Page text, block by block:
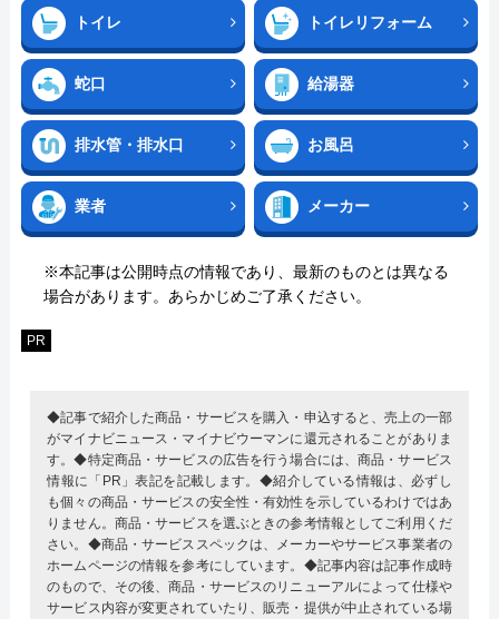
トイレ トイレリフォーム
蛇口 給湯器
排水管・排水口 お風呂
業者 メーカー
※本記事は公開時点の情報であり、最新のものとは異なる
場合があります。あらかじめご了承ください。
PR
◆記事で紹介した商品・サービスを購入・申込すると、売上の一部
がマイナビニュース・マイナビウーマンに還元されることがありま
す。◆特定商品・サービスの広告を行う場合には、商品・サービス
情報に「PR」表記を記載します。◆紹介している情報は、必ずし
も個々の商品・サービスの安全性・有効性を示しているわけではあ
りません。商品・サービスを選ぶときの参考情報としてご利用くだ
さい。◆商品・サービススペックは、メーカーやサービス事業者の
ホームページの情報を参考にしています。◆記事内容は記事作成時
のもので、その後、商品・サービスのリニューアルによって仕様や
サービス内容が変更されていたり、販売・提供が中止されている場